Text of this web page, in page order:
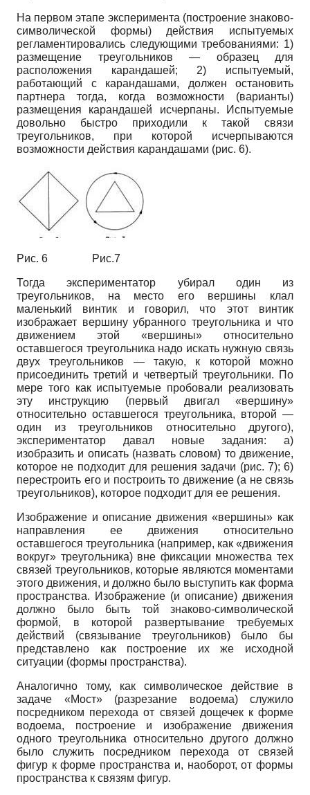
На первом этапе эксперимента (построение знаково-
символической формы) действия испытуемых
регламентировались следующими требованиями: 1)
размещение треугольников — образец для
расположения карандашей; 2) испытуемый,
работающий с карандашами, должен остановить
партнера тогда, когда возможности (варианты)
размещения карандашей исчерпаны. Испытуемые
довольно быстро приходили к такой связи
треугольников, при которой исчерпываются
возможности действия карандашами (рис. 6).
Рис. 6 Рис.7
Тогда экспериментатор убирал один из
треугольников, на место его вершины клал
маленький винтик и говорил, что этот винтик
изображает вершину убранного треугольника и что
движением этой «вершины» относительно
оставшегося треугольника надо искать нужную связь
двух треугольников — такую, к которой можно
присоединить третий и четвертый треугольники. По
мере того как испытуемые пробовали реализовать
эту инструкцию (первый двигал «вершину»
относительно оставшегося треугольника, второй —
один из треугольников относительно другого),
экспериментатор давал новые задания: а)
изобразить и описать (назвать словом) то движение,
которое не подходит для решения задачи (рис. 7); 6)
перестроить его и построить то движение (а не связь
треугольников), которое подходит для ее решения.
Изображение и описание движения «вершины» как
направления ее движения относительно
оставшегося треугольника (например, как «движения
вокруг» треугольника) вне фиксации множества тех
связей треугольников, которые являются моментами
этого движения, и должно было выступить как форма
пространства. Изображение (и описание) движения
должно было быть той знаково-символической
формой, в которой развертывание требуемых
действий (связывание треугольников) было бы
представлено как построение их же исходной
ситуации (формы пространства).
Аналогично тому, как символическое действие в
задаче «Мост» (разрезание водоема) служило
посредником перехода от связей дощечек к форме
водоема, построение и изображение движения
одного треугольника относительно другого должно
было служить посредником перехода от связей
фигур к форме пространства и, наоборот, от формы
пространства к связям фигур.